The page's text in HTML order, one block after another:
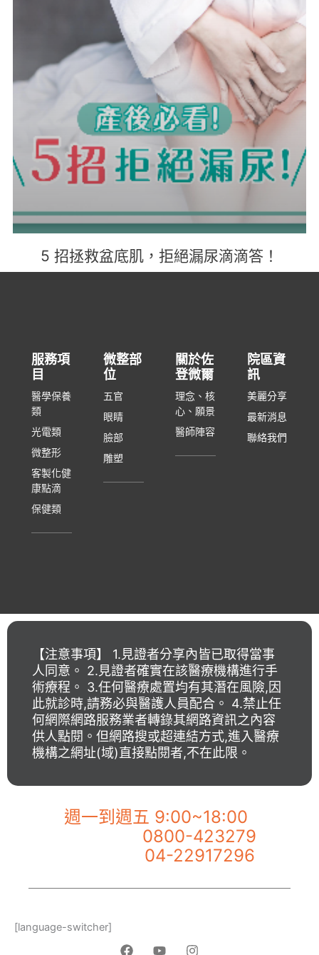
5 招拯救盆底肌，拒絕漏尿滴滴答！
服務項
目
醫學保養
類
光電類
微整形
客製化健
康點滴
保健類
微整部
位
五官
眼睛
臉部
雕塑
關於佐
登微爾
理念、核
心、願景
醫師陣容
院區資
訊
美麗分享
最新消息
聯絡我們
【注意事項】 1.見證者分享內皆已取得當事
人同意。 2.見證者確實在該醫療機構進行手
術療程。 3.任何醫療處置均有其潛在風險,因
此就診時,請務必與醫護人員配合。 4.禁止任
何網際網路服務業者轉錄其網路資訊之內容
供人點閱。但網路搜或超連結方式,進入醫療
機構之網址(域)直接點閱者,不在此限。
週一到週五 9:00~18:00
0800-423279
04-22917296
[language-switcher]
F
Y
I